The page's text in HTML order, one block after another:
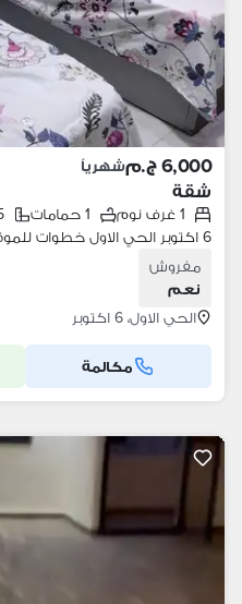
6,000 ج.م شهرياً
شقة
1 غرف نوم 1 حمامات
مفروش
نعم
الحي الاول، 6 اكتوبر
مكالمة